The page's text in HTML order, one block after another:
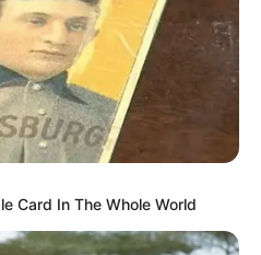
Card In The Whole World